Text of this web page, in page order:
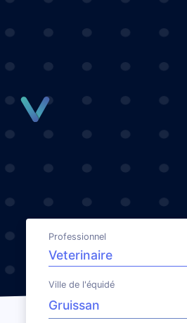
Professionnel
Ville de l'équidé